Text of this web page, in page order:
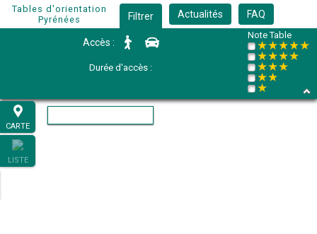
Tables d'orientation
Pyrénées
Filtrer Actualités FAQ
Accès :
Durée d'accès :
Note Table
★★★★★
★★★★
★★★
★★
★
CARTE
LISTE